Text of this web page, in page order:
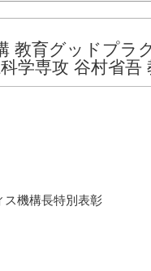
教育グッドプラ
学専攻 谷村省吾
ス機構長特別表彰